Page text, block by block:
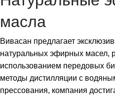
масла
Вивасан предлагает
натуральных эфирных масел,
использованием передовых
методы дистилляции с
прессования, компания